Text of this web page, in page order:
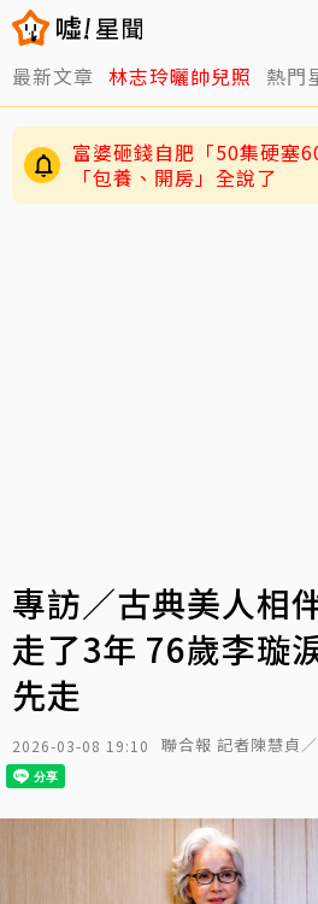
最新文章 林志玲曬帥兒照 熱門
富婆砸錢自肥「50集硬塞
「包養、開房」全說了
專訪／古典美人相
走了3年 76歲李璇
先走
2026-03-08 19:10 聯合報 記者陳慧貞